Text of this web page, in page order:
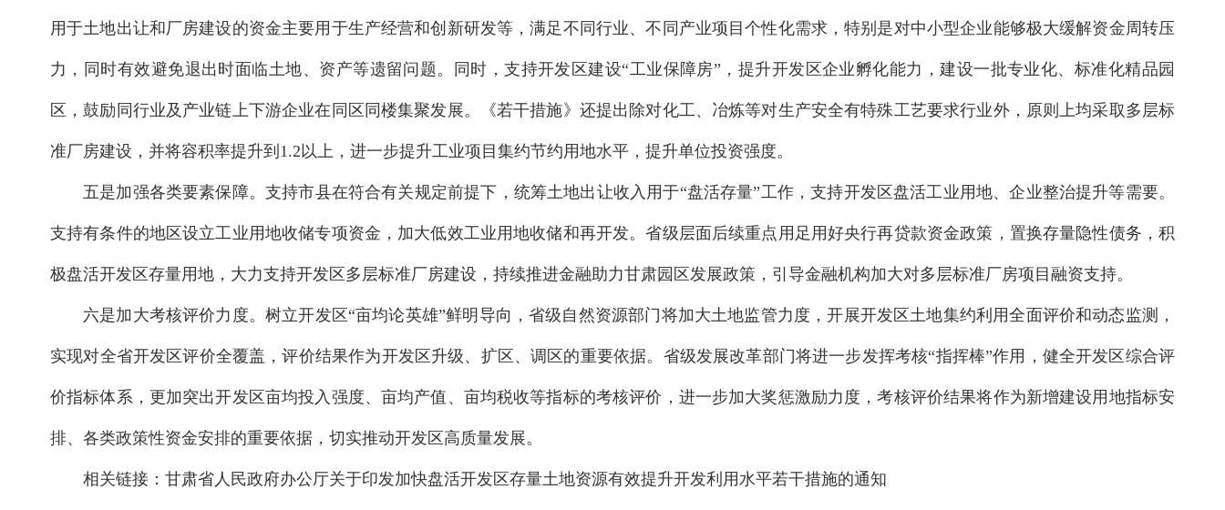
用于土地出让和厂房建设的资金主要用于生产经营和创新研发等，满足不同行业、不同产业项目个性化需求，特别是对中小型企业能够极大缓解资金周转压
力，同时有效避免退出时面临土地、资产等遗留问题。同时，支持开发区建设“工业保障房”，提升开发区企业孵化能力，建设一批专业化、标准化精品园
区，鼓励同行业及产业链上下游企业在同区同楼集聚发展。《若干措施》还提出除对化工、冶炼等对生产安全有特殊工艺要求行业外，原则上均采取多层标
准厂房建设，并将容积率提升到1.2以上，进一步提升工业项目集约节约用地水平，提升单位投资强度。
五是加强各类要素保障。支持市县在符合有关规定前提下，统筹土地出让收入用于“盘活存量”工作，支持开发区盘活工业用地、企业整治提升等需要。
支持有条件的地区设立工业用地收储专项资金，加大低效工业用地收储和再开发。省级层面后续重点用足用好央行再贷款资金政策，置换存量隐性债务，积
极盘活开发区存量用地，大力支持开发区多层标准厂房建设，持续推进金融助力甘肃园区发展政策，引导金融机构加大对多层标准厂房项目融资支持。
六是加大考核评价力度。树立开发区“亩均论英雄”鲜明导向，省级自然资源部门将加大土地监管力度，开展开发区土地集约利用全面评价和动态监测，
实现对全省开发区评价全覆盖，评价结果作为开发区升级、扩区、调区的重要依据。省级发展改革部门将进一步发挥考核“指挥棒”作用，健全开发区综合评
价指标体系，更加突出开发区亩均投入强度、亩均产值、亩均税收等指标的考核评价，进一步加大奖惩激励力度，考核评价结果将作为新增建设用地指标安
排、各类政策性资金安排的重要依据，切实推动开发区高质量发展。
相关链接： 甘肃省人民政府办公厅关于印发加快盘活开发区存量土地资源有效提升开发利用水平若干措施的通知